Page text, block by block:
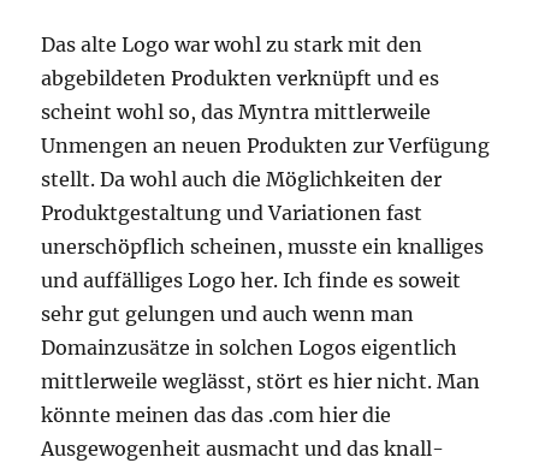
Das alte Logo war wohl zu stark mit den
abgebildeten Produkten verknüpft und es
scheint wohl so, das Myntra mittlerweile
Unmengen an neuen Produkten zur Verfügung
stellt. Da wohl auch die Möglichkeiten der
Produktgestaltung und Variationen fast
unerschöpflich scheinen, musste ein knalliges
und auffälliges Logo her. Ich finde es soweit
sehr gut gelungen und auch wenn man
Domainzusätze in solchen Logos eigentlich
mittlerweile weglässt, stört es hier nicht. Man
könnte meinen das das .com hier die
Ausgewogenheit ausmacht und das knall-